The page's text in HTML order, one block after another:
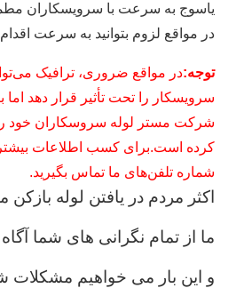
یاسوج به سرعت با سرویسکاران
در مواقع لزوم بتوانید به سرعت اقدام
توجه:در مواقع ضروری، ترافیک
سرویسکار را تحت تأثیر قرار دهد
شرکت مستر لوله سروسکاران خود
کرده است.برای کسب اطلاعات
شماره تلفن‌های ما تماس بگیرید.
اکثر مردم در یافتن لوله
ما از تمام نگرانی های شما
و این بار می خواهیم مشکلات